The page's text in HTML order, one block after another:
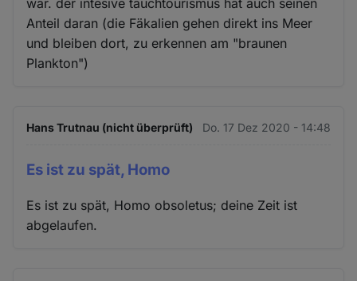
Anteil daran (die Fäkalien gehen direkt ins Meer
und bleiben dort, zu erkennen am "braunen
Plankton")
Hans Trutnau (nicht überprüft) Do. 17 Dez 2020 - 14:48
Es ist zu spät, Homo
Es ist zu spät, Homo obsoletus; deine Zeit ist
abgelaufen.